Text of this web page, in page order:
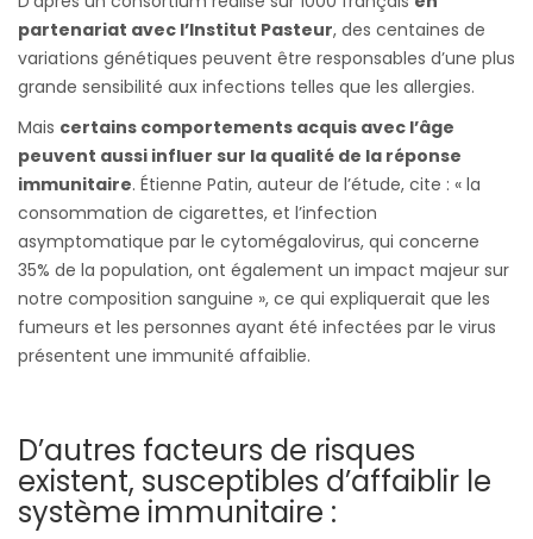
partenariat avec l’Institut Pasteur, des centaines de
variations génétiques peuvent être responsables d’une plus
grande sensibilité aux infections telles que les allergies.
Mais certains comportements acquis avec l’âge
peuvent aussi influer sur la qualité de la réponse
immunitaire. Étienne Patin, auteur de l’étude, cite : « la
consommation de cigarettes, et l’infection
asymptomatique par le cytomégalovirus, qui concerne
35% de la population, ont également un impact majeur sur
notre composition sanguine », ce qui expliquerait que les
fumeurs et les personnes ayant été infectées par le virus
présentent une immunité affaiblie.
D’autres facteurs de risques
existent, susceptibles d’affaiblir le
système immunitaire :